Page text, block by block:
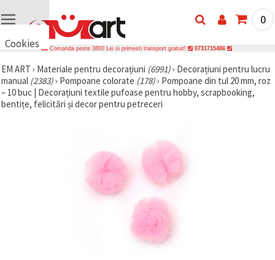
Cookies
vrem să vă
oferim
câteva
cookie -uri.
Cu toate
0
Comanda peste 3800 Lei si primesti transport gratuit! 0731715486
EM ART › Materiale pentru decorațiuni (6991)› Decorațiuni pentru lucru
manual (2383)› Pompoane colorate (178)› Pompoane din tul 20 mm, roz
– 10 buc | Decorațiuni textile pufoase pentru hobby, scrapbooking,
bentițe, felicitări și decor pentru petreceri